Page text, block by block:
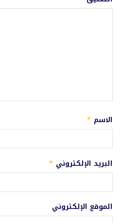
الاسم *
البريد الإلكتروني *
الموقع الإلكتروني